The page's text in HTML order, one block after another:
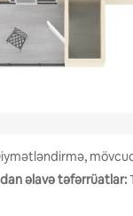
əlavə təfərrüatlar: